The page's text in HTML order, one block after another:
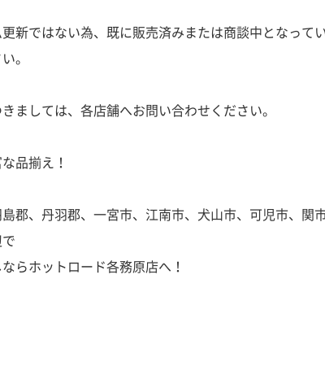
新ではない為、既に販売済みまたは商談中となって
。
ましては、各店舗へお問い合わせください。
品揃え！
郡、丹羽郡、一宮市、江南市、犬山市、可児市、関
らホットロード各務原店へ！